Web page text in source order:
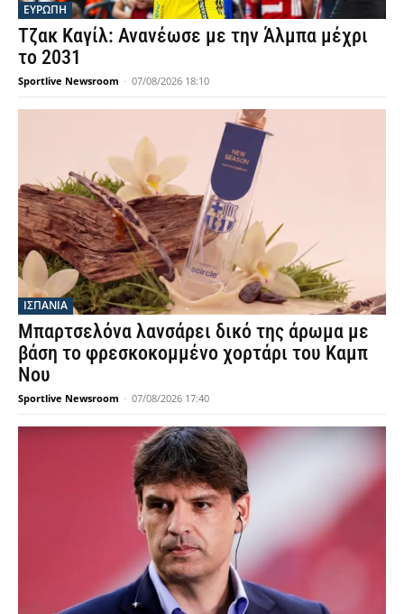
ΕΥΡΩΠΗ
Τζακ Καγίλ: Ανανέωσε με την Άλμπα μέχρι
το 2031
Sportlive Newsroom - 07/08/2026 18:10
ΙΣΠΑΝΙΑ
Μπαρτσελόνα λανσάρει δικό της άρωμα με
βάση το φρεσκοκομμένο χορτάρι του Καμπ
Νου
Sportlive Newsroom - 07/08/2026 17:40